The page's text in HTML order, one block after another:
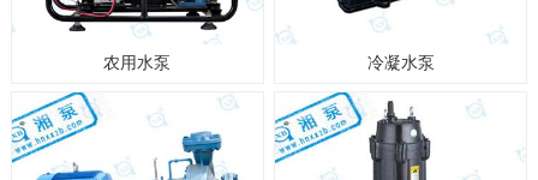
农用水泵 冷凝水泵